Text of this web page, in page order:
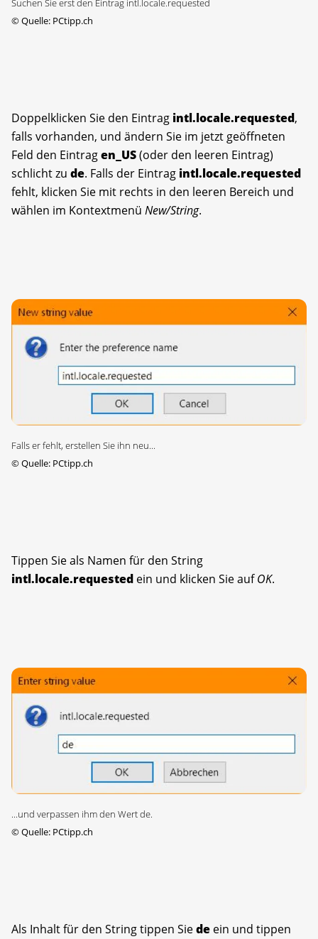
Suchen Sie erst den Eintrag intl.locale.requested
©Quelle: PCtipp.ch
Doppelklicken Sie den Eintrag intl.locale.requested,
falls vorhanden, und ändern Sie im jetzt geöffneten
Feld den Eintragen_US(oder den leeren Eintrag)
schlicht zu de. Falls der Eintrag intl.locale.requested
fehlt, klicken Sie mit rechts in den leeren Bereich und
wählen im Kontextmenü New/String.
Falls er fehlt, erstellen Sie ihn neu...
©Quelle: PCtipp.ch
Tippen Sie als Namen für den String
intl.locale.requested ein und klicken Sie aufOK.
...und verpassen ihm den Wert de.
©Quelle: PCtipp.ch
Als Inhalt für den String tippen Siede ein und tippen